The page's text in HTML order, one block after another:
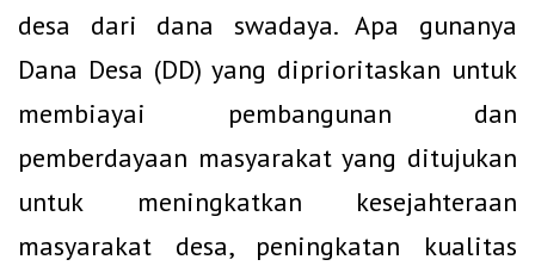
desa dari dana swadaya. Apa gunanya
Dana Desa (DD) yang diprioritaskan untuk
membiayai pembangunan dan
pemberdayaan masyarakat yang ditujukan
untuk meningkatkan kesejahteraan
masyarakat desa, peningkatan kualitas